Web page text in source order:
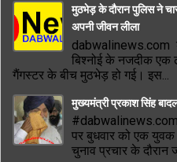
मुठभेड़ के दौरान पुलिस ने
अपनी जीवन लीला
dabwalinews.com
बिश्नोई के नजदीक एक
गैंगस्टर के बीच मुठभेड़ हो गई। इस...
मुख्यमंत्री प्रकाश सिंह
#dabwalinews.com
पर बुधवार को एक युवक
चुनाव प्रचार के दौरान